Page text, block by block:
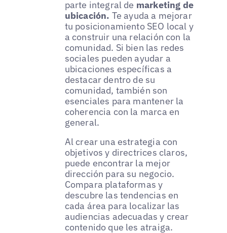
parte integral de marketing de
ubicación. Te ayuda a mejorar
tu posicionamiento SEO local y
a construir una relación con la
comunidad. Si bien las redes
sociales pueden ayudar a
ubicaciones específicas a
destacar dentro de su
comunidad, también son
esenciales para mantener la
coherencia con la marca en
general.
Al crear una estrategia con
objetivos y directrices claros,
puede encontrar la mejor
dirección para su negocio.
Compara plataformas y
descubre las tendencias en
cada área para localizar las
audiencias adecuadas y crear
contenido que les atraiga.